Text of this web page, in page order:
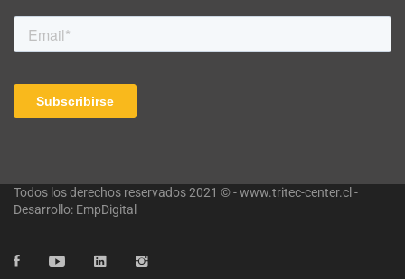
Todos los derechos reservados 2021 © - www.tritec-center.cl -
Desarrollo: EmpDigital